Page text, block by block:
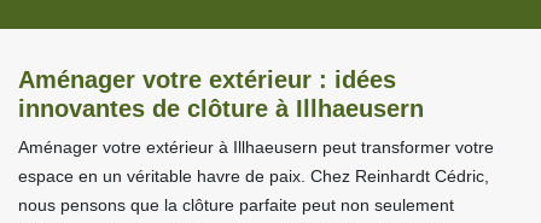
Aménager votre extérieur : idées
innovantes de clôture à Illhaeusern
Aménager votre extérieur à Illhaeusern peut transformer votre
espace en un véritable havre de paix. Chez Reinhardt Cédric,
nous pensons que la clôture parfaite peut non seulement